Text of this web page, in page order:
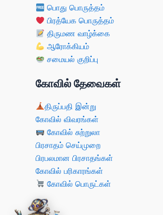
பொது பொருத்தம்
பிரத்யேக பொருத்தம்
திருமண வாழ்க்கை
ஆரோக்கியம்
சமையல் குறிப்பு
கோவில் தேவைகள்
திருப்பதி இன்று
கோவில் விவரங்கள்
கோவில் சுற்றுலா
பிரசாதம் செய்முறை
பிரபலமான பிரசாதங்கள்
கோவில் பரிகாரங்கள்
கோவில் பொருட்கள்